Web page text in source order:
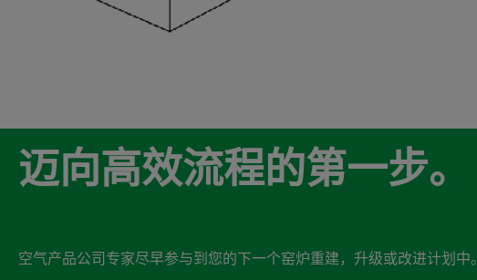
迈向高效流程的第一步。
空气产品公司专家尽早参与到您的下一个窑炉重建，升级或改进计划中。